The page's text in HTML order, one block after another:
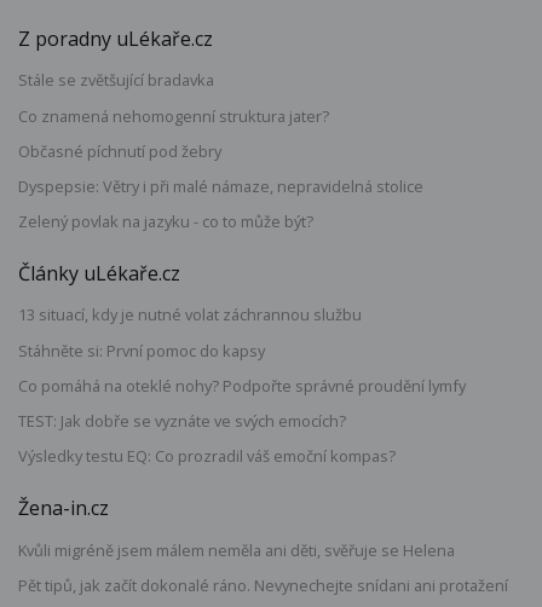
Z poradny uLékaře.cz
Stále se zvětšující bradavka
Co znamená nehomogenní struktura jater?
Občasné píchnutí pod žebry
Dyspepsie: Větry i při malé námaze, nepravidelná stolice
Zelený povlak na jazyku - co to může být?
Články uLékaře.cz
13 situací, kdy je nutné volat záchrannou službu
Stáhněte si: První pomoc do kapsy
Co pomáhá na oteklé nohy? Podpořte správné proudění lymfy
TEST: Jak dobře se vyznáte ve svých emocích?
Výsledky testu EQ: Co prozradil váš emoční kompas?
Žena-in.cz
Kvůli migréně jsem málem neměla ani děti, svěřuje se Helena
Pět tipů, jak začít dokonalé ráno. Nevynechejte snídani ani protažení